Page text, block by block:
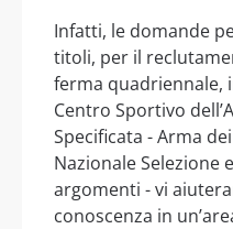
Infatti, le domande
titoli, per il
ferma quadriennale,
Centro Sportivo
Specificata - Arma
Nazionale Selezione
argomenti - vi
conoscenza in